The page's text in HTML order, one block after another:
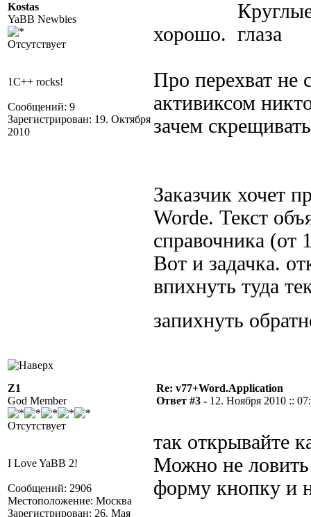
Kostas
YaBB Newbies
Отсутствует
1C++ rocks!
Сообщений: 9
Зарегистрирован: 19. Октября
2010
хорошо.
Про перехват не
активиксом
зачем
Заказчик хочет
Worde. Текст
справочника (от
Вот и задачка.
впихнуть туда
запихнуть
Z1
God Member
Отсутствует
I Love YaBB 2!
Сообщений: 2906
Местоположение: Москва
Зарегистрирован: 26. Мая
Re: v77+Word.Application
Ответ #3 - 12. Ноября 2010 ::
так открывайте
Можно не ловить
форму кнопку и